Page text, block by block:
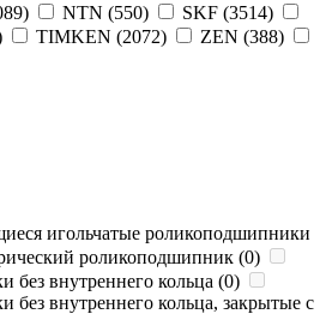
) NTN (550) SKF (3514)
TIMKEN (2072) ZEN (388)
игольчатые роликоподшипники
роликоподшипник (0)
без внутреннего кольца (0)
без внутреннего кольца, закрытые с